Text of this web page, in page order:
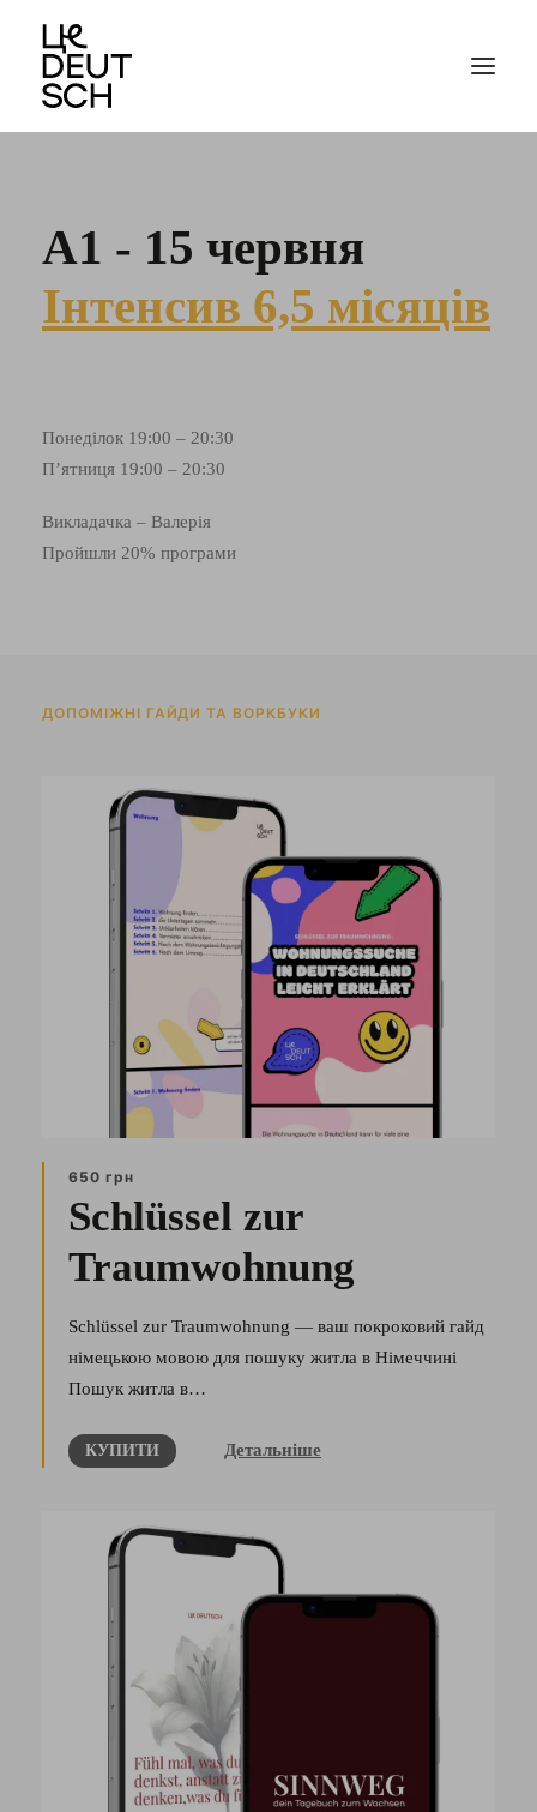
А1 - 15 червня
Інтенсив 6,5 місяців
Понеділок 19:00 – 20:30
П’ятниця 19:00 – 20:30
Викладачка – Валерія
Пройшли 20% програми
ДОПОМІЖНІ ГАЙДИ ТА ВОРКБУКИ
650 грн
Schlüssel zur
Traumwohnung
Schlüssel zur Traumwohnung — ваш покроковий гайд
німецькою мовою для пошуку житла в Німеччині
Пошук житла в…
КУПИТИ Детальніше